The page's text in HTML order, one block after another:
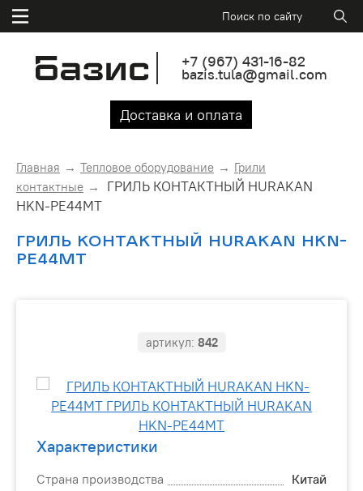
+7 (967) 431-16-82
bazis.tula@gmail.com
Доставка и оплата
Главная Тепловое оборудование
Грили
контактные
ГРИЛЬ КОНТАКТНЫЙ HURAKAN
HKN-PE44MT
ГРИЛЬ КОНТАКТНЫЙ HURAKAN HKN-
PE44MT
артикул: 842
Характеристики
Страна производства
Китай